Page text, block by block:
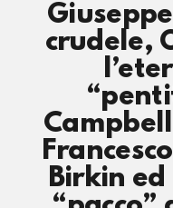
crudele,
Birkin ed